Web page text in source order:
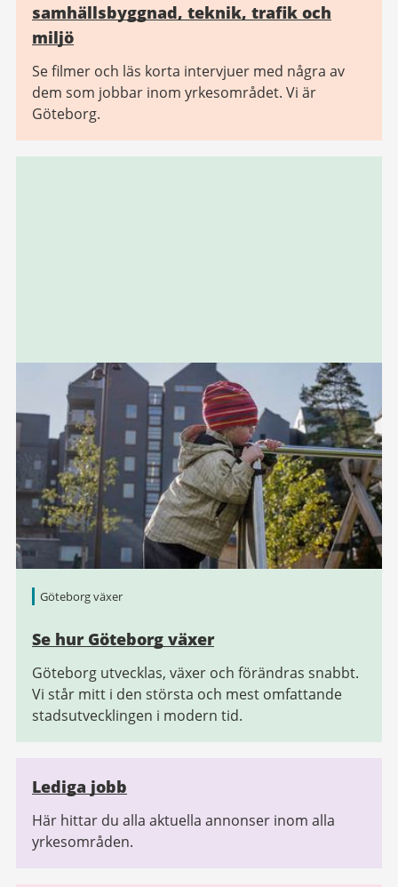
samhällsbyggnad, teknik, trafik och
miljö
Se filmer och läs korta intervjuer med några av
dem som jobbar inom yrkesområdet. Vi är
Göteborg.
Göteborg växer
Se hur Göteborg växer
Göteborg utvecklas, växer och förändras snabbt.
Vi står mitt i den största och mest omfattande
stadsutvecklingen i modern tid.
Lediga jobb
Här hittar du alla aktuella annonser inom alla
yrkesområden.